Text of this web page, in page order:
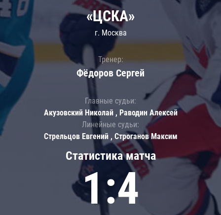
Статистика матча
1:4
«ЦСКА»
г. Москва
Тренер:
Фёдоров Сергей
Главные судьи:
Акузовский Николай , Раводин Алексей
Линейные судьи:
Стрельцов Евгений , Строганов Максим